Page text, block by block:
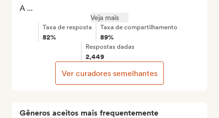
Gêneros aceitos mais frequentemente
A ...
Veja mais
Taxa de resposta
82%
Taxa de compartilhamento
89%
Respostas dadas
2,449
Ver curadores semelhantes